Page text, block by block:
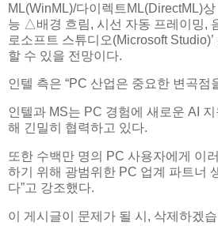
ML(WinML)/다이렉트ML(DirectML)상
능 △배경 흐림, 시선 자동 프레이밍,
로소프트 스튜디오(Microsoft
할 수 있을 전망이다.
인텔 측은 “PC 산업은 중요한 변곡점
인텔과 MS는 PC 경험에 새로운 AI
해 긴밀히 협력하고 있다.
또한 수백만 명의 PC 사용자에게 이
하기 위해 광범위한 PC 업계 파트너
다”고 강조했다.
이 게시글이 문제가 될 시, 삭제하겠